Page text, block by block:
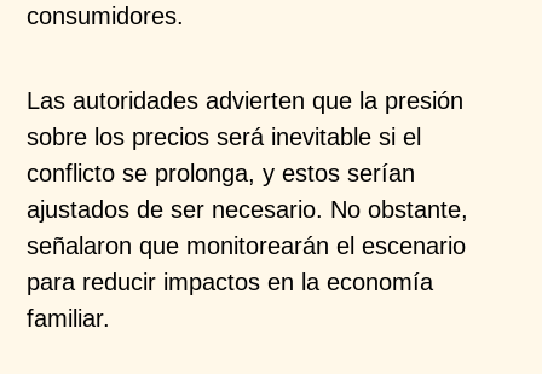
consumidores.
Las autoridades advierten que la presión
sobre los precios será inevitable si el
conflicto se prolonga, yestos serían
ajustados de ser necesario. No obstante,
señalaron que monitorearán el escenario
para reducir impactos en la economía
familiar.